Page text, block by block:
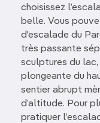
choisissez
belle. Vous
d'escalade du
très passante
sculptures du lac,
plongeante du
sentier abrupt
d’altitude. Pour
pratiquer